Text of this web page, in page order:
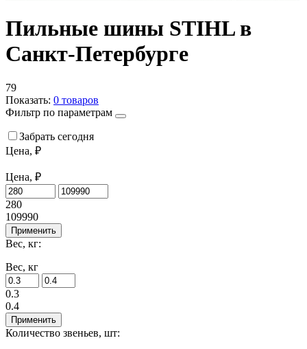
Пильные шины STIHL в
Санкт-Петербурге
79
Показать: 0 товаров
Фильтр по параметрам
Забрать сегодня
Цена, ₽
Цена, ₽
280
109990
Применить
Вес, кг:
Вес, кг
0.3
0.4
Применить
Количество звеньев, шт: